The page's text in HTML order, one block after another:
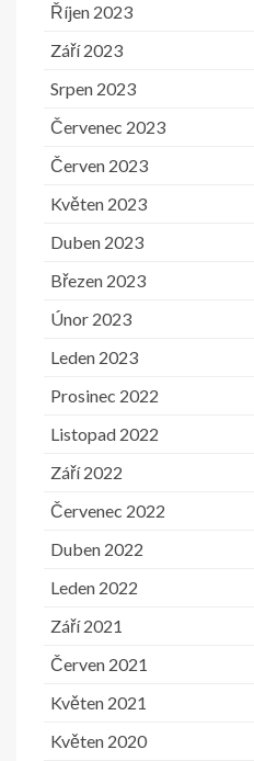
Říjen 2023
Září 2023
Srpen 2023
Červenec 2023
Červen 2023
Květen 2023
Duben 2023
Březen 2023
Únor 2023
Leden 2023
Prosinec 2022
Listopad 2022
Září 2022
Červenec 2022
Duben 2022
Leden 2022
Září 2021
Červen 2021
Květen 2021
Květen 2020